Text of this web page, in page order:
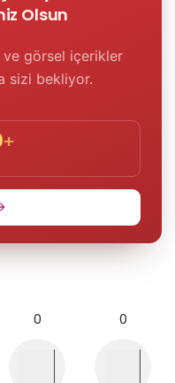
Olsun
görsel içerikler
sizi bekliyor.
+
0 0